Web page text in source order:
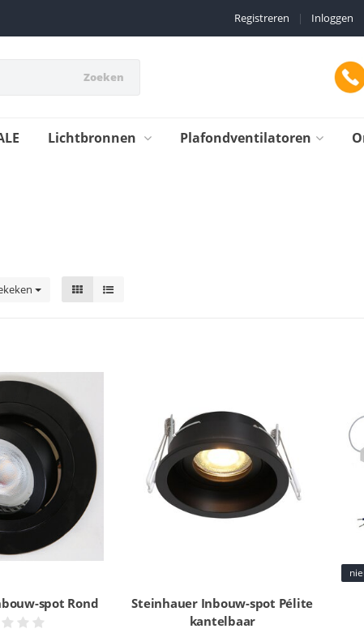
Inloggen
|
Registreren
Zoeken
Lichtbronnen Plafondventilatoren
spot Rond
Steinhauer Inbouw-spot Pélite
kantelbaar